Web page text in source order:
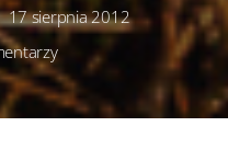
17 sierpnia 2012
do
Tęsknimy
już
za latem